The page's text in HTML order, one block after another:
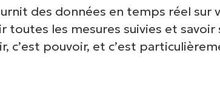
des données en temps réel sur
les mesures suivies et savoir
c’est pouvoir, et c’est